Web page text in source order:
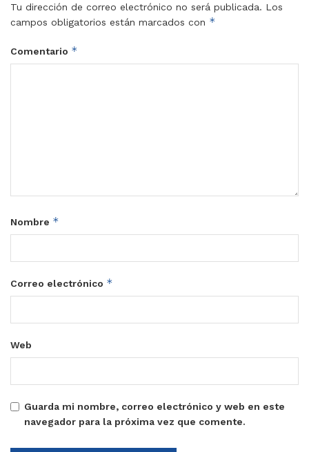
Tu dirección de correo electrónico no será publicada. Los
campos obligatorios están marcados con *
Comentario *
Nombre *
Correo electrónico *
Web
Guarda mi nombre, correo electrónico y web en este
navegador para la próxima vez que comente.